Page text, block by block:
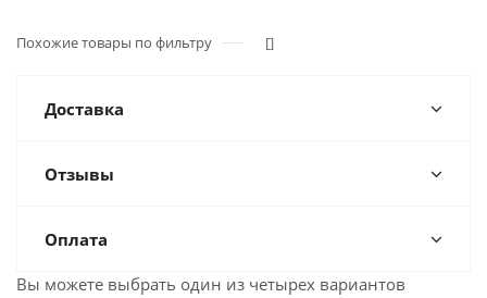
Похожие товары по фильтру []
Доставка
Отзывы
Оплата
Вы можете выбрать один из четырех вариантов